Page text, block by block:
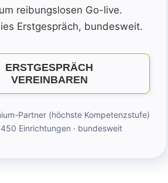
reibungslosen Go-live.
Erstgespräch, bundesweit.
ERSTGESPRÄCH
VEREINBAREN
Partner (höchste Kompetenzstufe)
450 Einrichtungen · bundesweit